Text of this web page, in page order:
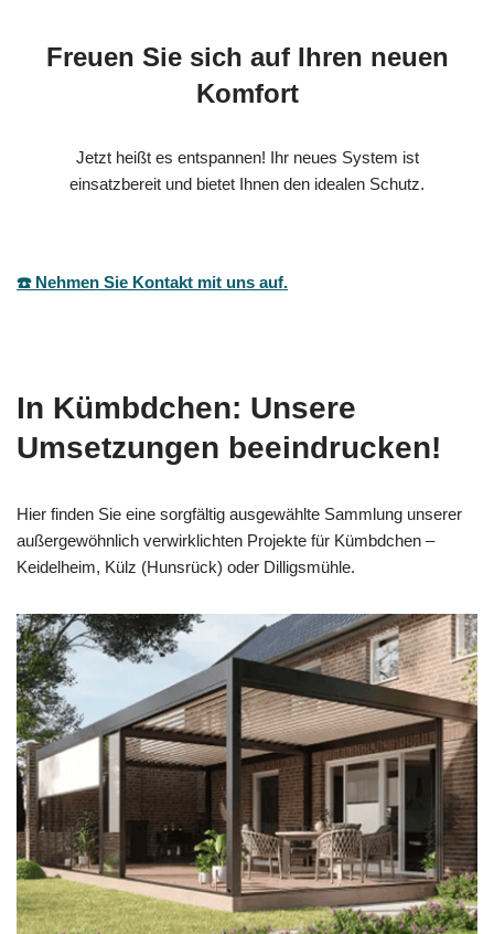
Freuen Sie sich auf Ihren neuen
Komfort
Jetzt heißt es entspannen! Ihr neues System ist
einsatzbereit und bietet Ihnen den idealen Schutz.
☎️ Nehmen Sie Kontakt mit uns auf.
In Kümbdchen: Unsere
Umsetzungen beeindrucken!
Hier finden Sie eine sorgfältig ausgewählte Sammlung unserer
außergewöhnlich verwirklichten Projekte für Kümbdchen –
Keidelheim, Külz (Hunsrück) oder Dilligsmühle.